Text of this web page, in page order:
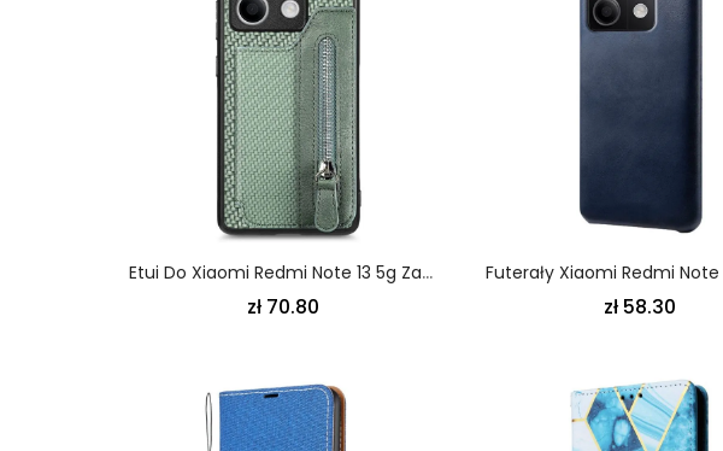
Etui Do Xiaomi Redmi Note 13 5g Zapinana Na Zamek Portmonetka
zł 70.80 zł 58.30